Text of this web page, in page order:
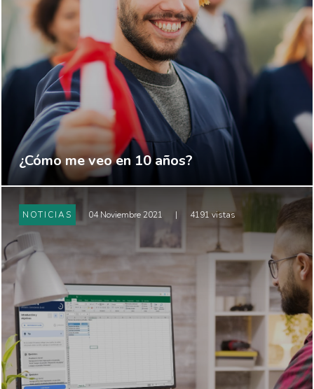
¿Cómo me veo en 10 años?
NOTICIAS 04 Noviembre 2021 | 4191 vistas